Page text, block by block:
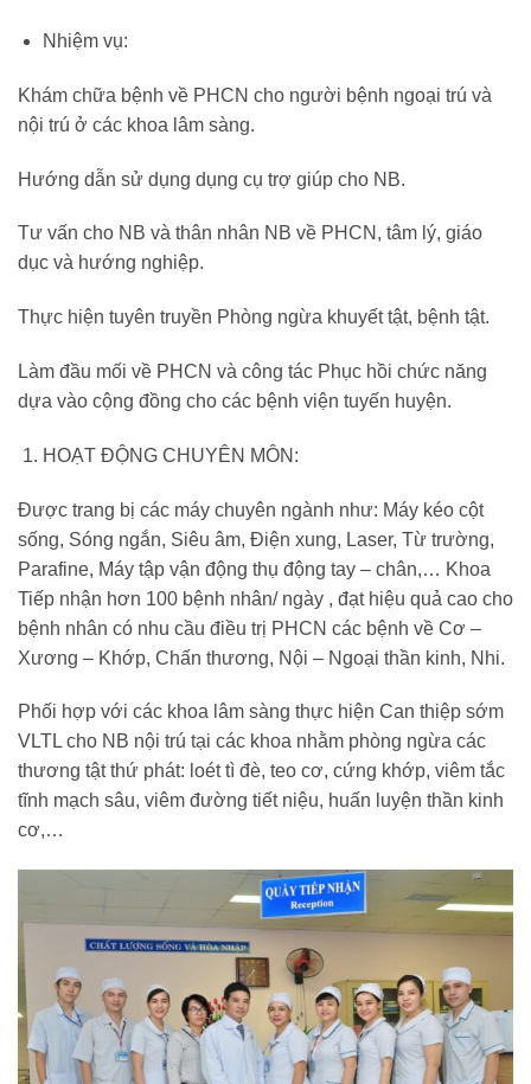
Nhiệm vụ:
Khám chữa bệnh về PHCN cho người bệnh ngoại trú và
nội trú ở các khoa lâm sàng.
Hướng dẫn sử dụng dụng cụ trợ giúp cho NB.
Tư vấn cho NB và thân nhân NB về PHCN, tâm lý, giáo
dục và hướng nghiệp.
Thực hiện tuyên truyền Phòng ngừa khuyết tật, bệnh tật.
Làm đầu mối về PHCN và công tác Phục hồi chức năng
dựa vào cộng đồng cho các bệnh viện tuyến huyện.
HOẠT ĐỘNG CHUYÊN MÔN:
Được trang bị các máy chuyên ngành như: Máy kéo cột
sống, Sóng ngắn, Siêu âm, Điện xung, Laser, Từ trường,
Parafine, Máy tập vận động thụ động tay – chân,… Khoa
Tiếp nhận hơn 100 bệnh nhân/ ngày , đạt hiệu quả cao cho
bệnh nhân có nhu cầu điều trị PHCN các bệnh về Cơ –
Xương – Khớp, Chấn thương, Nội – Ngoại thần kinh, Nhi.
Phối hợp với các khoa lâm sàng thực hiện Can thiệp sớm
VLTL cho NB nội trú tại các khoa nhằm phòng ngừa các
thương tật thứ phát: loét tì đè, teo cơ, cứng khớp, viêm tắc
tĩnh mạch sâu, viêm đường tiết niệu, huấn luyện thần kinh
cơ,…